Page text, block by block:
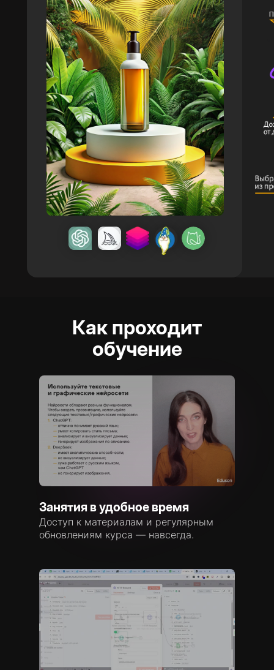
Как проходит
обучение
Занятия в удобное время
Доступ к материалам и регулярным
обновлениям курса — навсегда.